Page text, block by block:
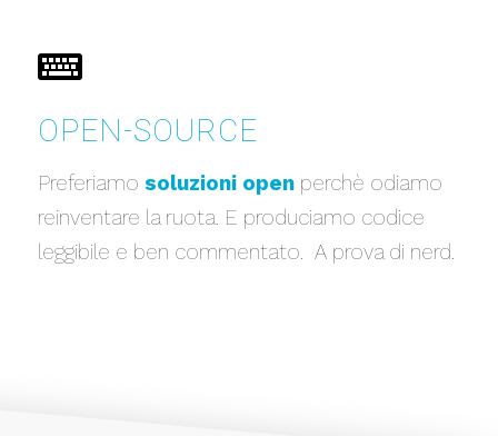
OPEN-SOURCE
Preferiamo soluzioni openperchè odiamo
reinventare la ruota. E produciamo codice
leggibile e ben commentato. A prova di nerd.